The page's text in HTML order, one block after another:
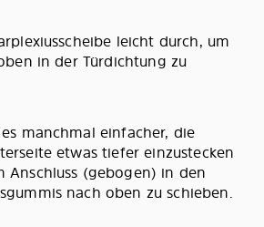
leicht durch, um
in der Türdichtung zu
manchmal einfacher, die
etwas tiefer einzustecken
Anschluss (gebogen) in den
nach oben zu schieben.